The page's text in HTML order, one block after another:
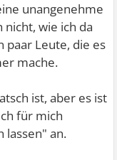
unangenehme
wie ich da
paar Leute, die es
mache.
ist, aber es ist
für mich
lassen" an.